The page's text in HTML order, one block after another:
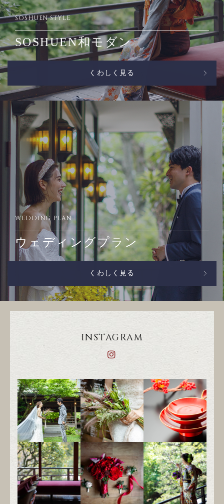
SOSHUEN STYLE
SOSHUEN和モダン
くわしく見る
WEDDING PLAN
ウェディングプラン
くわしく見る
INSTAGRAM